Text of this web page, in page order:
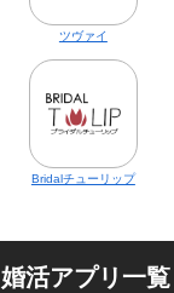
ツヴァイ
Bridalチューリップ
婚活アプリ一覧